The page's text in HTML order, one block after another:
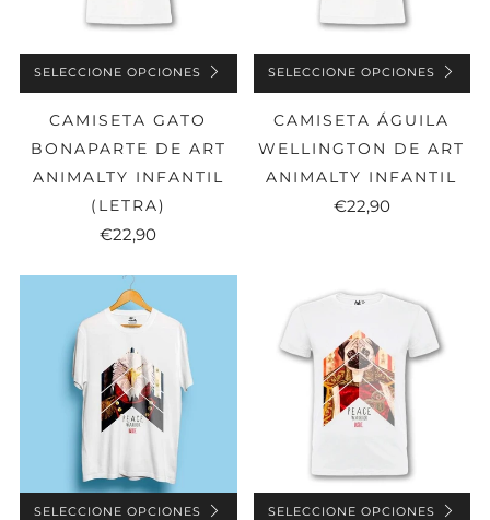
SELECCIONE OPCIONES
CAMISETA GATO
BONAPARTE DE ART
ANIMALTY INFANTIL
(LETRA)
€22,90
SELECCIONE OPCIONES
CAMISETA ÁGUILA
WELLINGTON DE ART
ANIMALTY INFANTIL
€22,90
SELECCIONE OPCIONES SELECCIONE OPCIONES